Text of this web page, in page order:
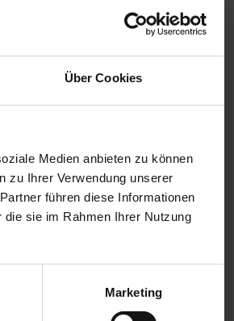
Über Cookies
Medien anbieten zu können
zu Ihrer Verwendung unserer
führen diese Informationen
sie im Rahmen Ihrer Nutzung
Marketing
so schnell wie
Du bist Recruiter*in in
schneller als in den
wie du immer einen
weiterentwickelt.